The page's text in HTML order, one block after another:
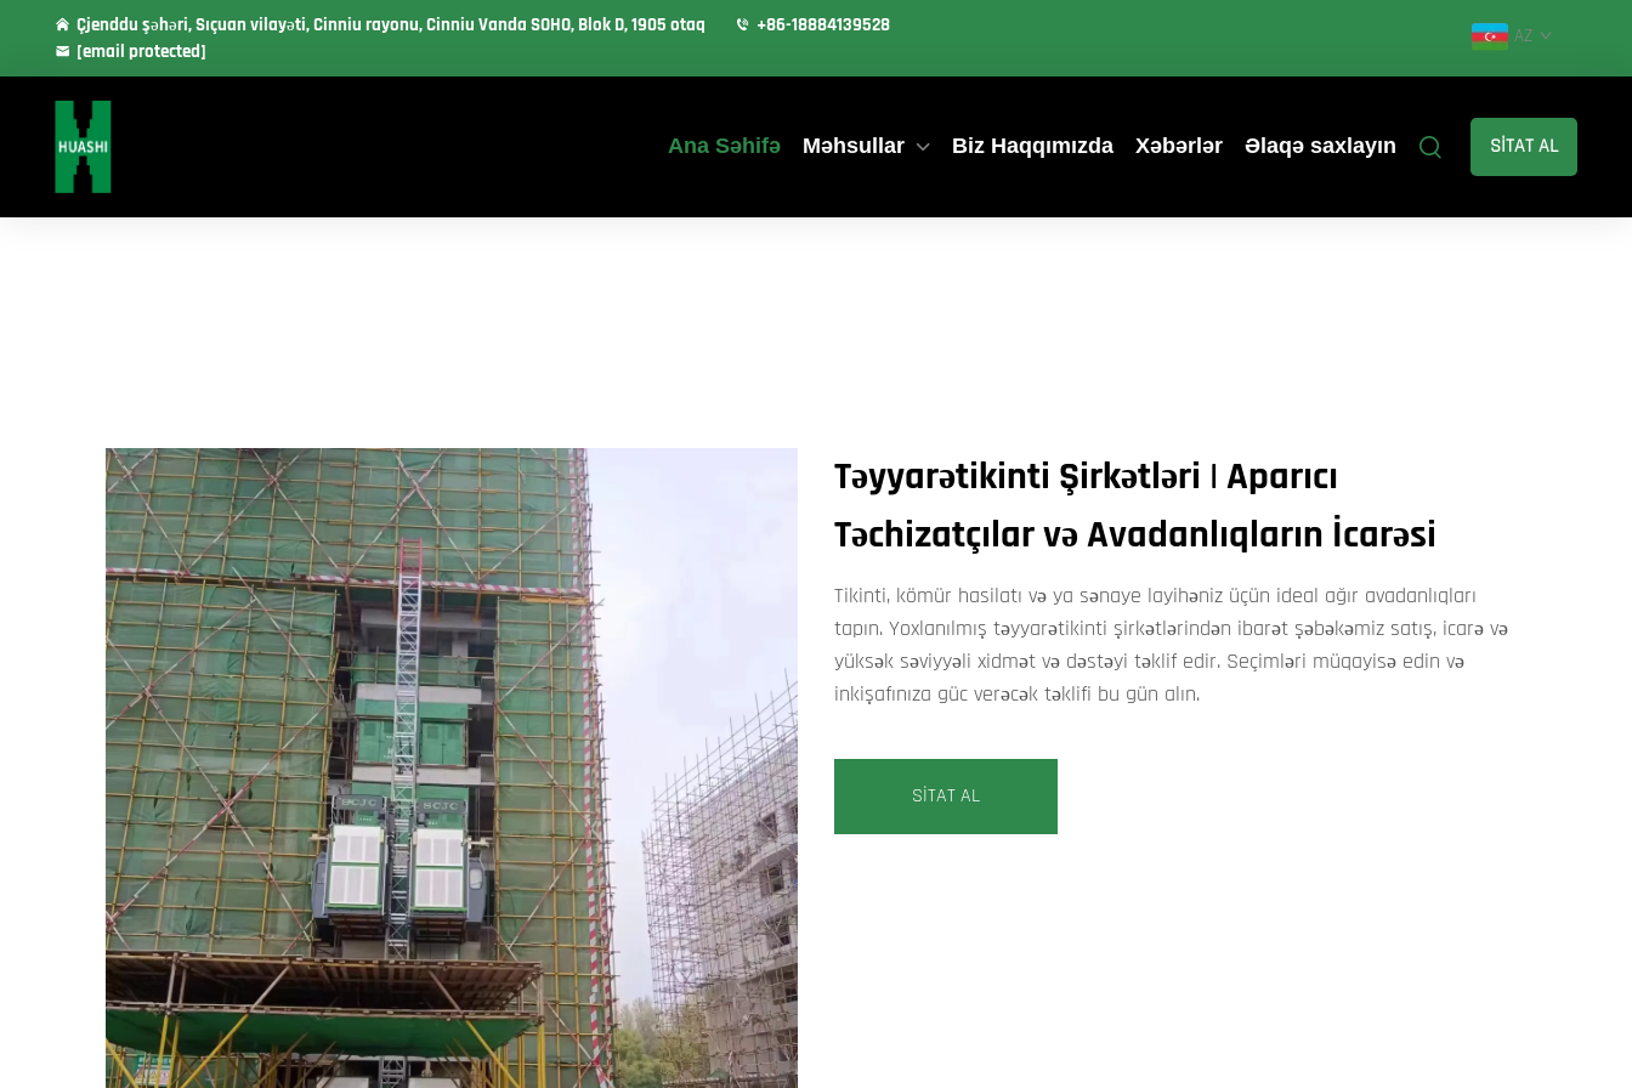
Çjenddu şəhəri, Sıçuan vilayəti, Cinniu rayonu, Cinniu Vanda SOHO, Blok D, 1905 otaq
+86-18884139528
[email protected]
AZ
Ana Səhifə Məhsullar Biz Haqqımızda Xəbərlər Əlaqə saxlayın SİTAT AL
Təyyarətikinti Şirkətləri | Aparıcı
Təchizatçılar və Avadanlıqların İcarəsi
Tikinti, kömür hasilatı və ya sənaye layihəniz üçün ideal ağır avadanlıqları
tapın. Yoxlanılmış təyyarətikinti şirkətlərindən ibarət şəbəkəmiz satış, icarə və
yüksək səviyyəli xidmət və dəstəyi təklif edir. Seçimləri müqayisə edin və
inkişafınıza güc verəcək təklifi bu gün alın.
SİTAT AL